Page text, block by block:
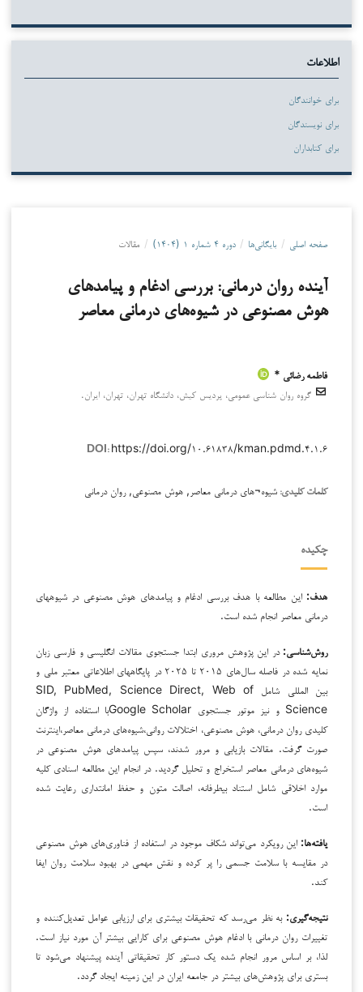
اطلاعات
برای خوانندگان
برای نویسندگان
برای کتابداران
صفحه اصلی / بایگانی‌ها / دوره ۴ شماره ۱ (۱۴۰۴) / مقالات
آینده روان درمانی: بررسی ادغام و پیامدهای
هوش مصنوعی در شیوه‌های درمانی معاصر
فاطمه رضائی *
گروه روان شناسی عمومی، پردیس کیش، دانشگاه تهران، تهران، ایران.
DOI: https://doi.org/۱۰.۶۱۸۳۸/kman.pdmd.۴.۱.۶
کلمات کلیدی: شیوه¬های درمانی معاصر, هوش مصنوعی, روان درمانی
چکیده
هدف: این مطالعه با هدف بررسی ادغام و پیامدهای هوش مصنوعی در شیوه­های
درمانی معاصر انجام شده است.
روش‌شناسی:در این پژوهش مروری ابتدا جستجوی مقالات انگلیسی و فارسی زبان
نمایه شده در فاصله سال‌های ۲۰۱۵ تا ۲۰۲۵ در پایگاه­های اطلاعاتی معتبر ملی و
بین المللی شامل SID, PubMed, Science Direct, Web of
Science و نیز موتور جستجوی Google Scholarبا استفاده از واژگان
کلیدی روان درمانی، هوش مصنوعی، اختلالات روانی،شیوه‌های درمانی معاصر،اینترنت
صورت گرفت. مقالات بازیابی و مرور شدند، سپس پیامدهای هوش مصنوعی در
شیوه‌های درمانی معاصر استخراج و تحلیل گردید. در انجام این مطالعه اسنادی کلیه
موارد اخلاقی شامل استناد بی­طرفانه، اصالت متون و حفظ امانتداری رعایت شده
است.
یافته‌ها: این رویکرد می‌تواند شکاف موجود در استفاده از فناوری‌های هوش مصنوعی
در مقایسه با سلامت جسمی را پر کرده و نقش مهمی در بهبود سلامت روان ایفا
کند.
نتیجه‌گیری: به نظر می‌رسد که تحقیقات بیشتری برای ارزیابی عوامل تعدیل‌کننده و
تغییرات روان درمانی با ادغام هوش مصنوعی برای کارایی بیشتر آن مورد نیاز است.
لذا، بر اساس مرور انجام شده یک دستور کار تحقیقاتی آینده پیشنهاد می‌شود تا
بستری برای پژوهش‌های بیشتر در جامعه ایران در این زمینه ایجاد گردد.